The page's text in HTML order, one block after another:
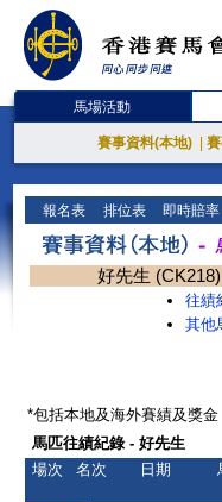
馬場活動
賽事資料(本地)
報名表 排位表 即時賠率
好先生
往績
其他
*包括本地及海外賽績及獎金
馬匹往績紀錄 - 好先生
場次
名次 日期